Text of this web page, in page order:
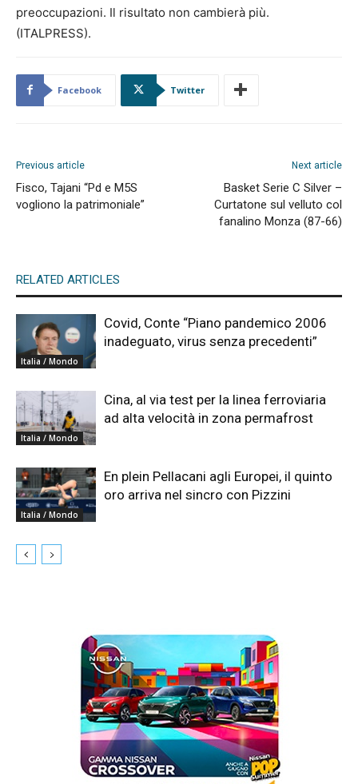
preoccupazioni. Il risultato non cambierà più.
(ITALPRESS).
Facebook Twitter
Previous article
Fisco, Tajani “Pd e M5S
vogliono la patrimoniale”
Next article
Basket Serie C Silver –
Curtatone sul velluto col
fanalino Monza (87-66)
RELATED ARTICLES
Italia / Mondo
Covid, Conte “Piano pandemico 2006
inadeguato, virus senza precedenti”
Italia / Mondo
Cina, al via test per la linea ferroviaria
ad alta velocità in zona permafrost
Italia / Mondo
En plein Pellacani agli Europei, il quinto
oro arriva nel sincro con Pizzini